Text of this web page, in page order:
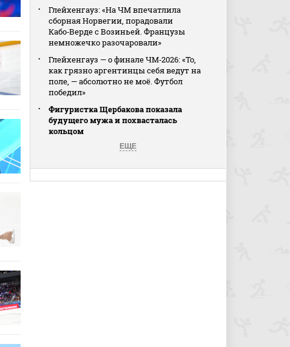
Глейхенгауз: «На ЧМ впечатлила
сборная Норвегии, порадовали
Кабо‑Верде с Возиньей. Французы
немножечко разочаровали»
Глейхенгауз — о финале ЧМ‑2026: «То,
как грязно аргентинцы себя ведут на
поле, — абсолютно не моё. Футбол
победил»
Фигуристка Щербакова показала
будущего мужа и похвасталась
кольцом
ЕЩЕ